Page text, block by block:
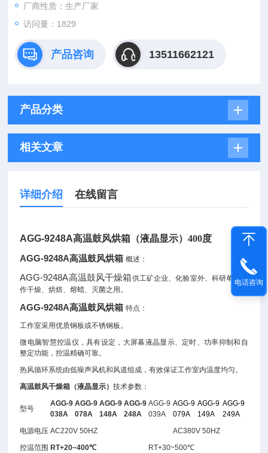
厂商性质：生产厂家
访问量：1829
产品咨询 13511662121
产品分类
相关文章
详细介绍 在线留言
AGG-9248A高温鼓风烘箱（液晶显示）400度
AGG-9248A高温鼓风烘箱概述：
AGG-9248A高温鼓风干燥箱供工矿企业、化验室外、科研单位等
作干燥、烘焙、熔蜡、灭菌之用。
AGG-9248A高温鼓风烘箱 特点：
工作室采用优质钢板或不锈钢板。
微电脑智慧控温仪，具有设定，大屏幕液晶显示、定时、功率抑制和自
整定功能，控温精确可靠。
热风循环系统由低噪声风机和风道组成，有效保证工作室内温度均匀。
高温鼓风干燥箱（液晶显示）技术参数：
型号
AGG-9
038A
AGG-9
078A
AGG-9
148A
AGG-9
248A
AGG-9
039A
AGG-9
079A
AGG-9
149A
AGG-9
249A
电源电压 AC220V 50HZ
AC380V 50HZ
控温范围 RT+20~400℃ RT+30~500℃
电话咨询